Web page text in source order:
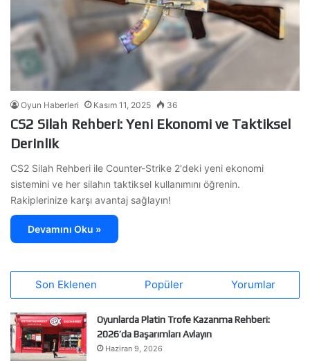
Oyun Haberleri Kasım 11, 2025 36
CS2 Silah Rehberi: Yeni Ekonomi ve Taktiksel
Derinlik
CS2 Silah Rehberi ile Counter-Strike 2'deki yeni ekonomi
sistemini ve her silahın taktiksel kullanımını öğrenin.
Rakiplerinize karşı avantaj sağlayın!
Devamını Oku »
Son Eklenen Popüler Yorumlar
Oyunlarda Platin Trofe Kazanma Rehberi:
2026’da Başarımları Avlayın
Haziran 9, 2026